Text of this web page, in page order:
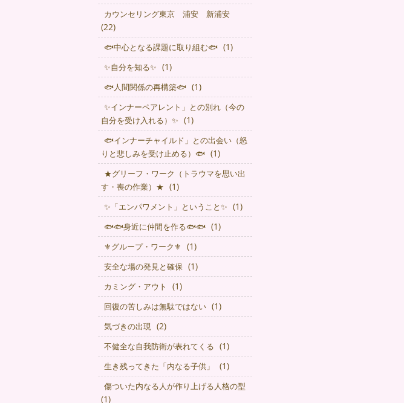
カウンセリング東京 浦安 新浦安
(22)
🐟中心となる課題に取り組む🐟 (1)
✨自分を知る✨ (1)
🐟人間関係の再構築🐟 (1)
✨インナーペアレント」との別れ（今の
自分を受け入れる）✨ (1)
🐟インナーチャイルド」との出会い（怒
りと悲しみを受け止める）🐟 (1)
★グリーフ・ワーク（トラウマを思い出
す・喪の作業）★ (1)
✨「エンパワメント」ということ✨ (1)
🐟🐟身近に仲間を作る🐟🐟 (1)
⚜グループ・ワーク⚜ (1)
安全な場の発見と確保 (1)
カミング・アウト (1)
回復の苦しみは無駄ではない (1)
気づきの出現 (2)
不健全な自我防衛が表れてくる (1)
生き残ってきた「内なる子供」 (1)
傷ついた内なる人が作り上げる人格の型
(1)